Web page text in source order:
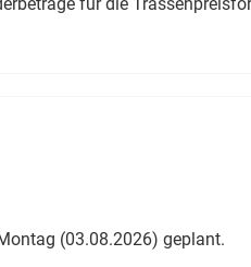
(03.08.2026) geplant.